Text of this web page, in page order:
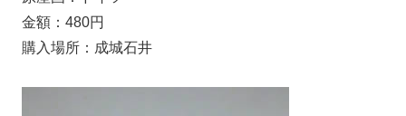
金額：480円
購入場所：成城石井